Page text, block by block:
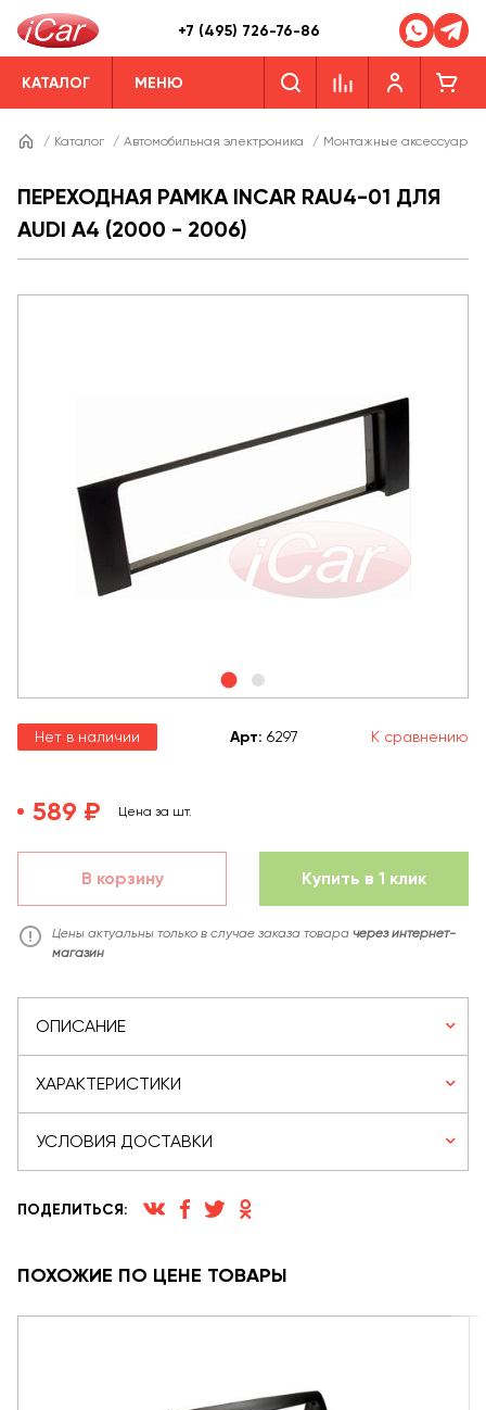
+7 (495) 726-76-86
КАТАЛОГ МЕНЮ
/ Каталог / Автомобильная электроника / Монтажные аксессуары
ПЕРЕХОДНАЯ РАМКА INCAR RAU4-01 ДЛЯ
AUDI A4 (2000 - 2006)
Нет в наличии Арт: 6297 К сравнению
589 ₽ Цена за шт.
В корзину Купить в 1 клик
Цены актуальны только в случае заказа товара через интернет-
магазин
ОПИСАНИЕ
ХАРАКТЕРИСТИКИ
УСЛОВИЯ ДОСТАВКИ
ПОДЕЛИТЬСЯ:
ПОХОЖИЕ ПО ЦЕНЕ ТОВАРЫ